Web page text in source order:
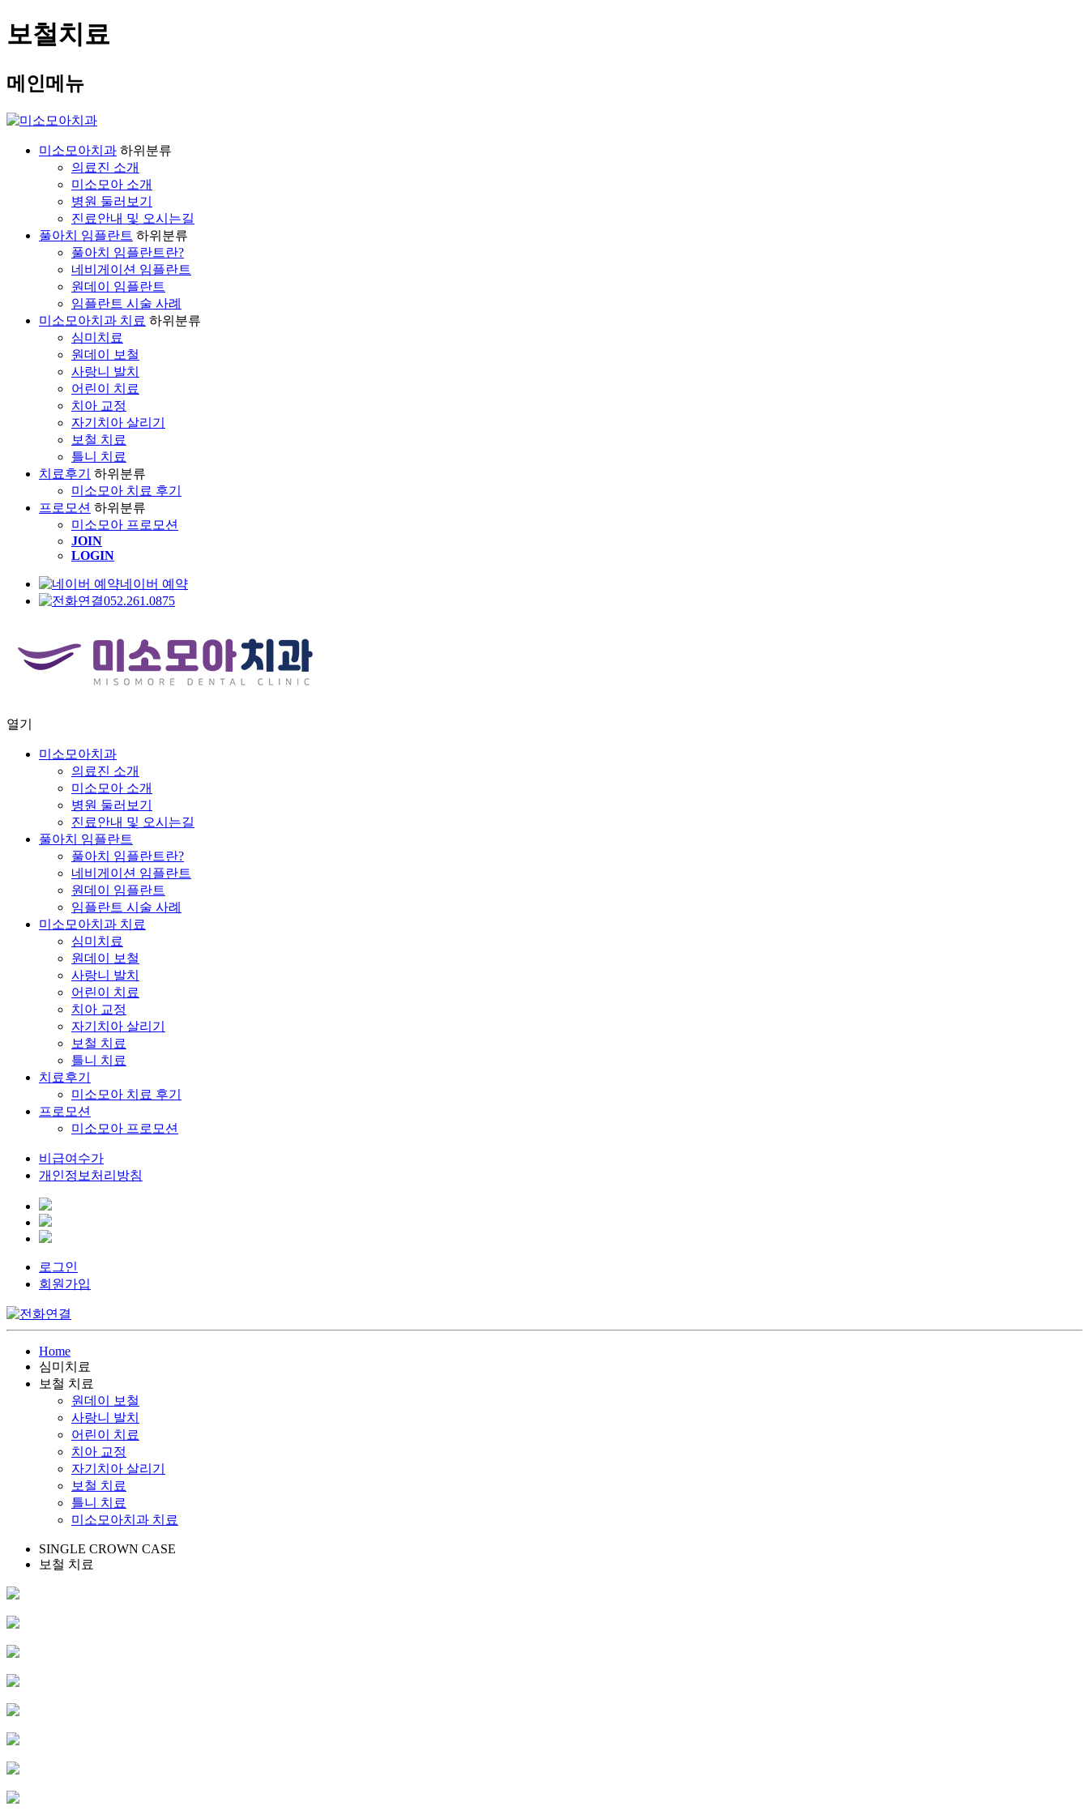
보철치료
메인메뉴
미소모아치과 하위분류
의료진 소개
미소모아 소개
병원 둘러보기
진료안내 및 오시는길
풀아치 임플란트 하위분류
풀아치 임플란트란?
네비게이션 임플란트
원데이 임플란트
임플란트 시술 사례
미소모아치과 치료 하위분류
심미치료
원데이 보철
사랑니 발치
어린이 치료
치아 교정
자기치아 살리기
보철 치료
틀니 치료
치료후기
하위분류
미소모아 치료 후기
프로모션 하위분류
미소모아 프로모션
JOIN
LOGIN
네이버 예약
052.261.0875
열기
미소모아치과
의료진 소개
미소모아 소개
병원 둘러보기
진료안내 및 오시는길
풀아치 임플란트
풀아치 임플란트란?
네비게이션 임플란트
원데이 임플란트
임플란트 시술 사례
미소모아치과 치료
심미치료
원데이 보철
사랑니 발치
어린이 치료
치아 교정
자기치아 살리기
보철 치료
틀니 치료
치료후기
미소모아 치료 후기
프로모션
미소모아 프로모션
비급여수가
개인정보처리방침
로그인
회원가입
Home
심미치료
보철 치료
원데이 보철
사랑니 발치
어린이 치료
치아 교정
자기치아 살리기
보철 치료
틀니 치료
미소모아치과 치료
SINGLE CROWN CASE
보철 치료